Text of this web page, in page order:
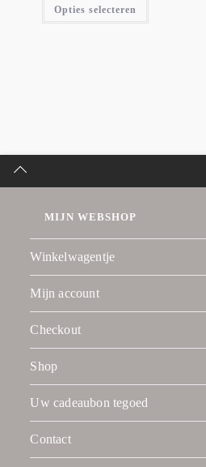
Opties selecteren
MIJN WEBSHOP
Winkelwagentje
Mijn account
Checkout
Shop
Uw cadeaubon tegoed
Contact